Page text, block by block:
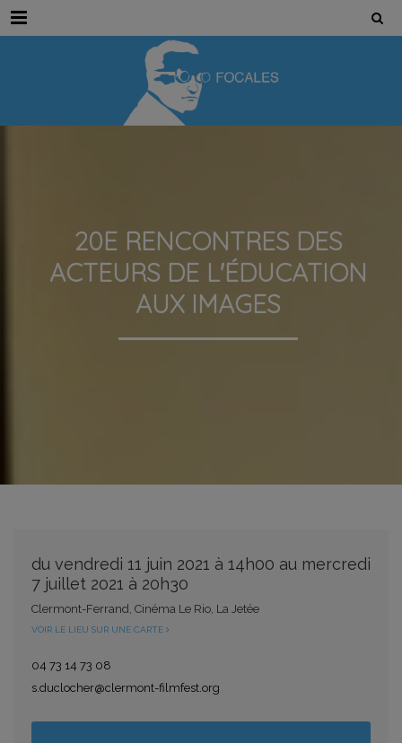
Menu
20E RENCONTRES DES
ACTEURS DE L'ÉDUCATION
AUX IMAGES
du vendredi 11 juin 2021 à 14h00 au mercredi
7 juillet 2021 à 20h30
Clermont-Ferrand, Cinéma Le Rio, La Jetée
VOIR LE LIEU SUR UNE CARTE
04 73 14 73 08
s.duclocher@clermont-filmfest.org